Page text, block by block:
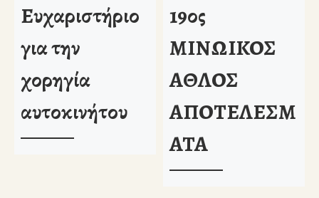
Ευχαριστήριο
για την
χορηγία
αυτοκινήτου
19ος
ΜΙΝΩΙΚΟΣ
ΑΘΛΟΣ
ΑΠΟΤΕΛΕΣΜ
ΑΤΑ